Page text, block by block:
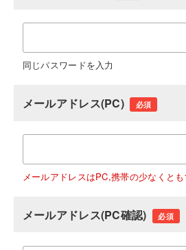
同じパスワードを入力
メールアドレス(PC) 必須
メールアドレスはPC,携帯の少なくと
メールアドレス(PC確認) 必須